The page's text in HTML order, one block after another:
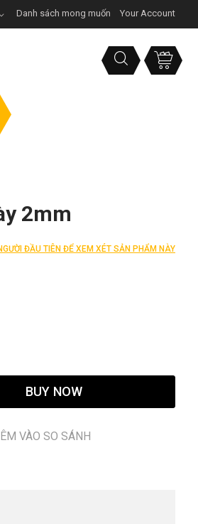
Danh sách mong muốn Your Account
2mm
ĐẦU TIÊN ĐỂ XEM XÉT SẢN PHẨM NÀY
BUY NOW
VÀO SO SÁNH